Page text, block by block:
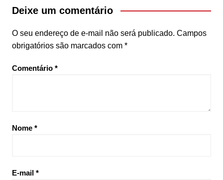
Deixe um comentário
O seu endereço de e-mail não será publicado. Campos
obrigatórios são marcados com *
Comentário *
Nome *
E-mail *